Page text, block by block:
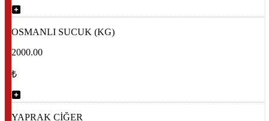
OSMANLI SUCUK (KG)
2000.00
₺
YAPRAK CİĞER